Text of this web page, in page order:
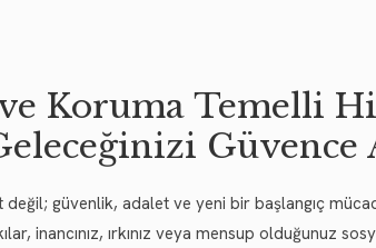
Koruma Temelli
Güvence
güvenlik, adalet ve yeni bir başlangıç
inancınız, ırkınız veya mensup olduğunuz